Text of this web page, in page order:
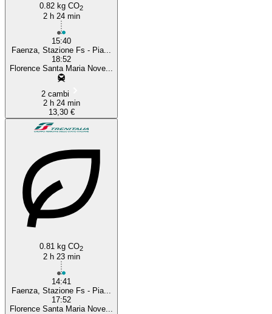
0.82 kg CO2
2 h 24 min
15:40
Faenza, Stazione Fs - Pia...
18:52
Florence Santa Maria Nove...
2 cambi
2 h 24 min
13,30 €
0.81 kg CO2
2 h 23 min
14:41
Faenza, Stazione Fs - Pia...
17:52
Florence Santa Maria Nove...